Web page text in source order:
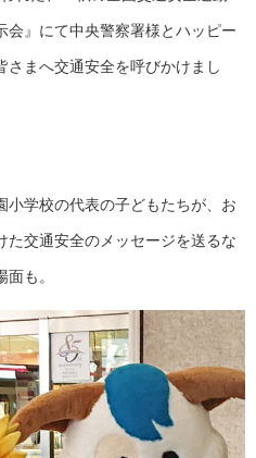
会』にて中央警察署様とハッピー
さまへ交通安全を呼びかけまし
小学校の代表の子どもたちが、お
た交通安全のメッセージを送るな
も。